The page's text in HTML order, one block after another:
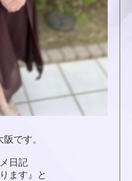
です。
日記
ます』と